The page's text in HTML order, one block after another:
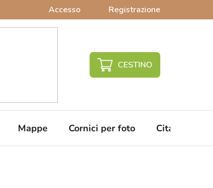
Accesso Registrazione
CARRELLO
SPESA
Mappe Cornici per foto Citazioni da